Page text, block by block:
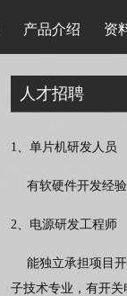
产品介绍 资
人才招聘
1、单片机研发人员
有软硬件开发经验
2、电源研发工程师
能独立承担项目开
子技术专业，有开